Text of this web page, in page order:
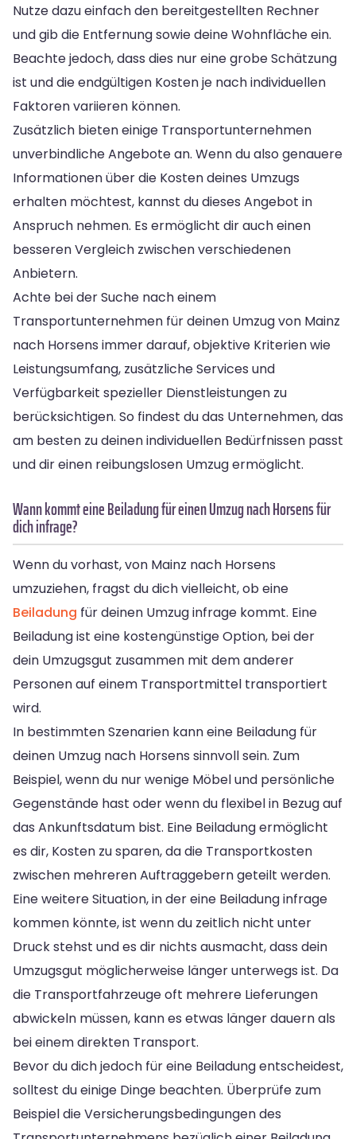
Nutze dazu einfach den bereitgestellten Rechner
und gib die Entfernung sowie deine Wohnfläche ein.
Beachte jedoch, dass dies nur eine grobe Schätzung
ist und die endgültigen Kosten je nach individuellen
Faktoren variieren können.
Zusätzlich bieten einige Transportunternehmen
unverbindliche Angebote an. Wenn du also genauere
Informationen über die Kosten deines Umzugs
erhalten möchtest, kannst du dieses Angebot in
Anspruch nehmen. Es ermöglicht dir auch einen
besseren Vergleich zwischen verschiedenen
Anbietern.
Achte bei der Suche nach einem
Transportunternehmen für deinen Umzug von Mainz
nach Horsens immer darauf, objektive Kriterien wie
Leistungsumfang, zusätzliche Services und
Verfügbarkeit spezieller Dienstleistungen zu
berücksichtigen. So findest du das Unternehmen, das
am besten zu deinen individuellen Bedürfnissen passt
und dir einen reibungslosen Umzug ermöglicht.
Wann kommt eine Beiladung für einen Umzug nach Horsens für
dich infrage?
Wenn du vorhast, von Mainz nach Horsens
umzuziehen, fragst du dich vielleicht, ob eine
Beiladung für deinen Umzug infrage kommt. Eine
Beiladung ist eine kostengünstige Option, bei der
dein Umzugsgut zusammen mit dem anderer
Personen auf einem Transportmittel transportiert
wird.
In bestimmten Szenarien kann eine Beiladung für
deinen Umzug nach Horsens sinnvoll sein. Zum
Beispiel, wenn du nur wenige Möbel und persönliche
Gegenstände hast oder wenn du flexibel in Bezug auf
das Ankunftsdatum bist. Eine Beiladung ermöglicht
es dir, Kosten zu sparen, da die Transportkosten
zwischen mehreren Auftraggebern geteilt werden.
Eine weitere Situation, in der eine Beiladung infrage
kommen könnte, ist wenn du zeitlich nicht unter
Druck stehst und es dir nichts ausmacht, dass dein
Umzugsgut möglicherweise länger unterwegs ist. Da
die Transportfahrzeuge oft mehrere Lieferungen
abwickeln müssen, kann es etwas länger dauern als
bei einem direkten Transport.
Bevor du dich jedoch für eine Beiladung entscheidest,
solltest du einige Dinge beachten. Überprüfe zum
Beispiel die Versicherungsbedingungen des